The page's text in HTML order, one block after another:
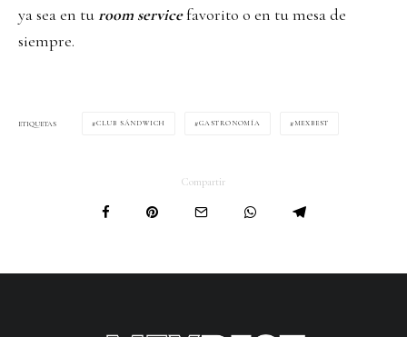
ya sea en tu room servicefavorito o en tu mesa de
siempre.
ETIQUETAS CLUB SÁNDWICH GASTRONOMÍA MEXBEST
Compartir